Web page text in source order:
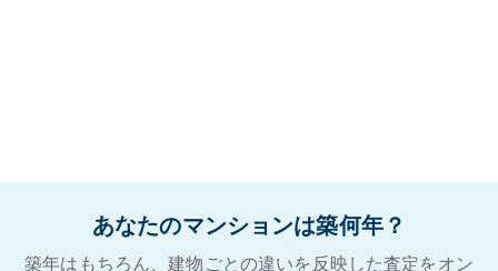
あなたのマンションは築何年？
築年はもちろん、建物ごとの違いを反映した査定をオン